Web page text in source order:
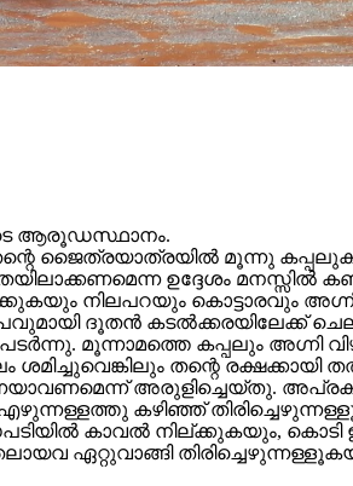
ആരൂഡസ്ഥാനം.
ജൈത്രയാത്രയിൽ മൂന്നു
ഉദ്ദേശം മനസ്സിൽ
നിലപറയും കൊട്ടാരവും
ദൂതൻ കടൽക്കരയിലേക്ക്
മൂന്നാമത്തെ കപ്പലും
ശമിച്ചുവെങ്കിലും തന്റെ
അരുളിച്ചെയ്തു.
എഴുന്നള്ളത്തു കഴിഞ്ഞ്
കാവൽ നില്ക്കുകയും, കൊടി
ഏറ്റുവാങ്ങി